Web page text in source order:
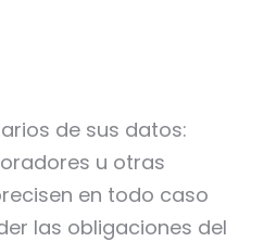
de sus datos:
u otras
en todo caso
las obligaciones del